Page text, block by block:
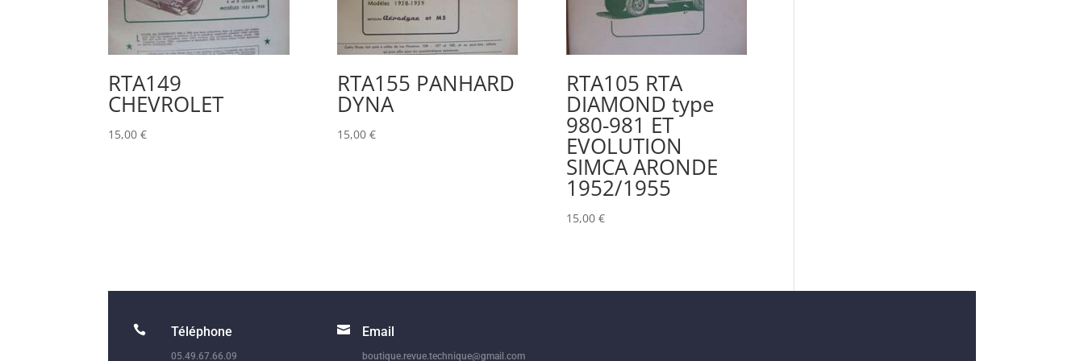
RTA149
CHEVROLET
15,00€
RTA155 PANHARD
DYNA
15,00 €
RTA105 RTA
DIAMOND type
980-981 ET
EVOLUTION
SIMCA ARONDE
1952/1955
15,00 €
 Téléphone
05.49.67.66.09
 Email
boutique.revue.technique@gmail.com